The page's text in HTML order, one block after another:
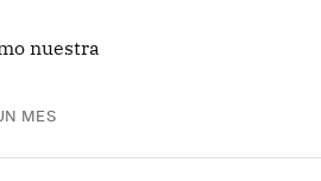
nuestra
MES